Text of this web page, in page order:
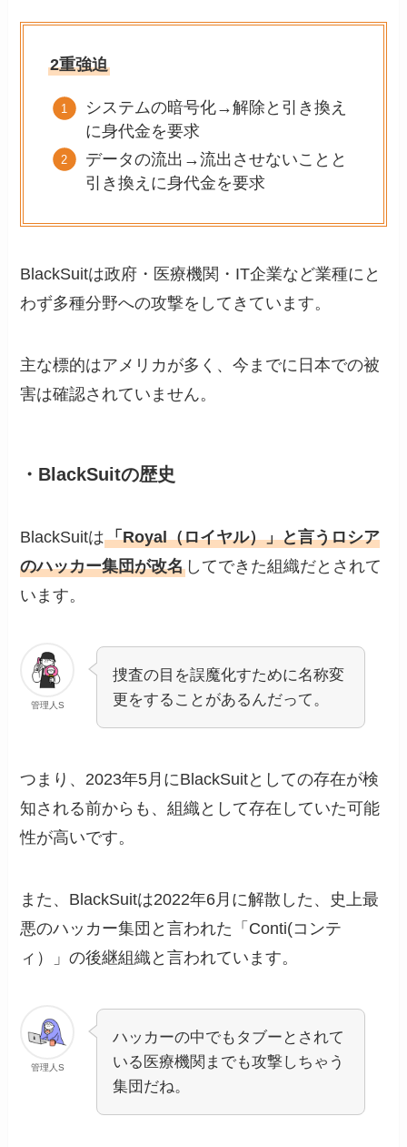
2重強迫
システムの暗号化→解除と引き換え
に身代金を要求
データの流出→流出させないことと
引き換えに身代金を要求
BlackSuitは政府・医療機関・IT企業など業種にと
わず多種分野への攻撃をしてきています。
主な標的はアメリカが多く、今までに日本での被
害は確認されていません。
・BlackSuitの歴史
BlackSuitは「Royal（ロイヤル）」と言うロシア
のハッカー集団が改名 してできた組織だとされて
います。
管理人S
捜査の目を誤魔化すために名称変
更をすることがあるんだって。
つまり、2023年5月にBlackSuitとしての存在が検
知される前からも、組織として存在していた可能
性が高いです。
また、BlackSuitは2022年6月に解散した、史上最
悪のハッカー集団と言われた「Conti(コンテ
ィ）」の後継組織と言われています。
管理人S
ハッカーの中でもタブーとされて
いる医療機関までも攻撃しちゃう
集団だね。